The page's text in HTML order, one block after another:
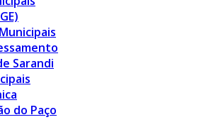
Sarandi
do Paço